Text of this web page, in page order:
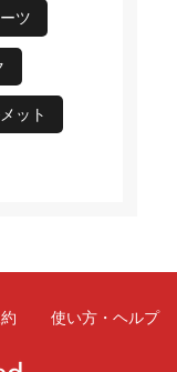
ツ
ット
使い方・ヘルプ